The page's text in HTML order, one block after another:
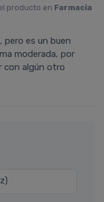
producto en Farmacia
pero es un buen
moderada, por
con algún otro